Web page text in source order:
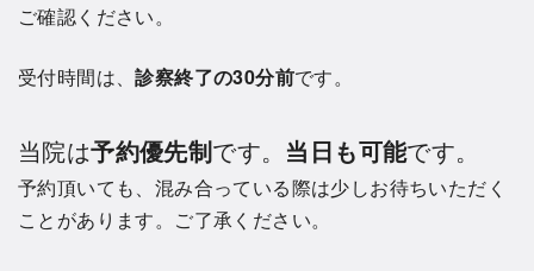
ご確認ください。
受付時間は、診察終了の30分前です。
当院は予約優先制です。 当日も可能です。
予約頂いても、混み合っている際は少しお待ちいただく
ことがあります。ご了承ください。